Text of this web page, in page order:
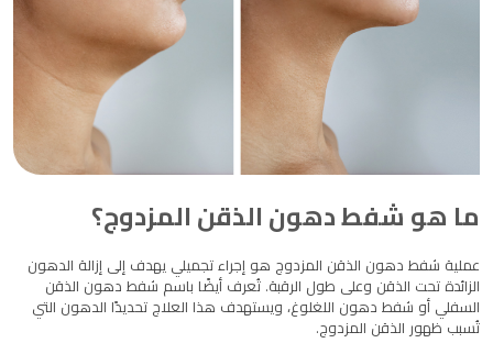
ما هو شفط دهون الذقن المزدوج؟
عملية شفط دهون الذقن المزدوج هو إجراء تجميلي يهدف إلى إزالة الدهون
الزائدة تحت الذقن وعلى طول الرقبة. تُعرف أيضًا باسم شفط دهون الذقن
السفلي أو شفط دهون اللغلوغ، ويستهدف هذا العلاج تحديدًا الدهون التي
تُسبب ظهور الذقن المزدوج.